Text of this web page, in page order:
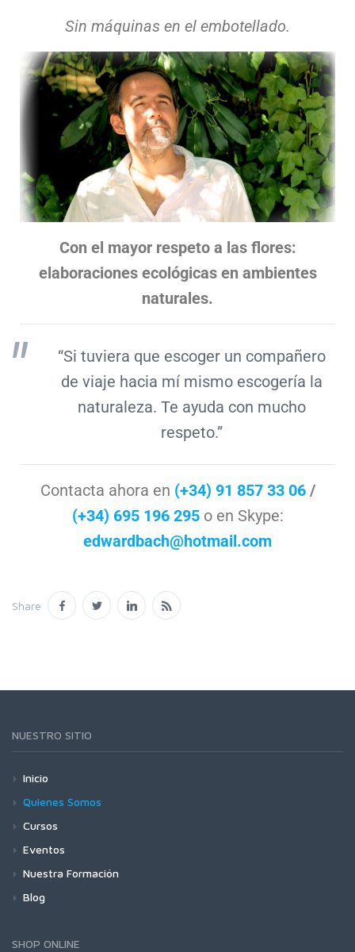
Sin máquinas en el embotellado.
Con el mayor respeto a las flores:
elaboraciones ecológicas en ambientes
naturales.
“Si tuviera que escoger un compañero
de viaje hacia mí mismo escogería la
naturaleza. Te ayuda con mucho
respeto.”
Contacta ahora en (+34) 91 857 33 06/
(+34) 695 196 295o en Skype:
edwardbach@hotmail.com
Share
NUESTRO SITIO
Inicio
Quienes Somos
Cursos
Eventos
Nuestra Formación
Blog
SHOP ONLINE